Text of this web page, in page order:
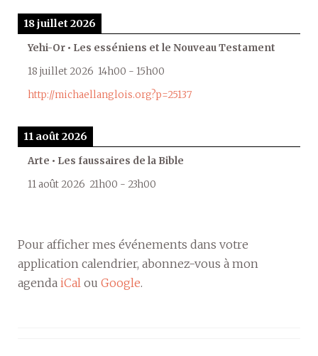
18 juillet 2026
Yehi-Or • Les esséniens et le Nouveau Testament
18 juillet 2026 14h00 - 15h00
http://michaellanglois.org?p=25137
11 août 2026
Arte • Les faussaires de la Bible
11 août 2026 21h00 - 23h00
Pour afficher mes événements dans votre
application calendrier, abonnez-vous à mon
agenda iCal ou Google.